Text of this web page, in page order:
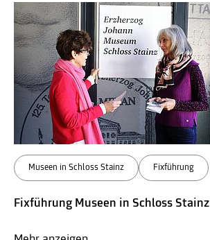
Museen in Schloss Stainz Fixführung
Fixführung Museen in Schloss Stainz